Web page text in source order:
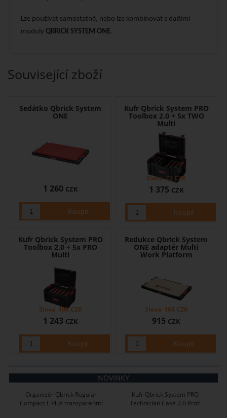
Lze používat samostatně, nebo lze kombinovat s dalšími
moduly QBRICK SYSTEM ONE.
Související zboží
Sedátko Qbrick System
ONE
1 260 CZK
Kufr Qbrick System PRO
Toolbox 2.0 + 5x TWO
Multi
1 375 CZK
Sleva 72 CZK
Kufr Qbrick System PRO
Toolbox 2.0 + 5x PRO
Multi
1 243 CZK
Sleva 108CZK
Redukce Qbrick System
ONE adaptér Multi
Work Platform
915 CZK
Sleva 163 CZK
NOVINKY
Organizér Qbrick Regular
Compact L Plus transparentní
Kufr Qbrick System PRO
Technician Case 2.0 Profi